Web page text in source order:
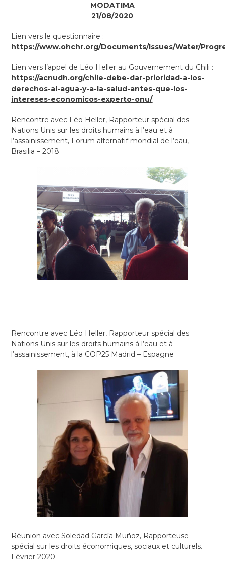
MODATIMA
21/08/2020
Lien vers le questionnaire :
https://www.ohchr.org/Documents/Issues/Water/
Lien vers l’appel de Léo Heller au Gouvernement du Chili :
https://acnudh.org/chile-debe-dar-prioridad-a-los-
derechos-al-agua-y-a-la-salud-antes-que-los-
intereses-economicos-experto-onu/
Rencontre avec Léo Heller, Rapporteur spécial des
Nations Unis sur les droits humains à l’eau et à
l’assainissement, Forum alternatif mondial de l’eau,
Brasilia – 2018
Rencontre avec Léo Heller, Rapporteur spécial des
Nations Unis sur les droits humains à l’eau et à
l’assainissement, à la COP25 Madrid – Espagne
Réunion avec Soledad García Muñoz, Rapporteuse
spécial sur les droits économiques, sociaux et culturels.
Février 2020